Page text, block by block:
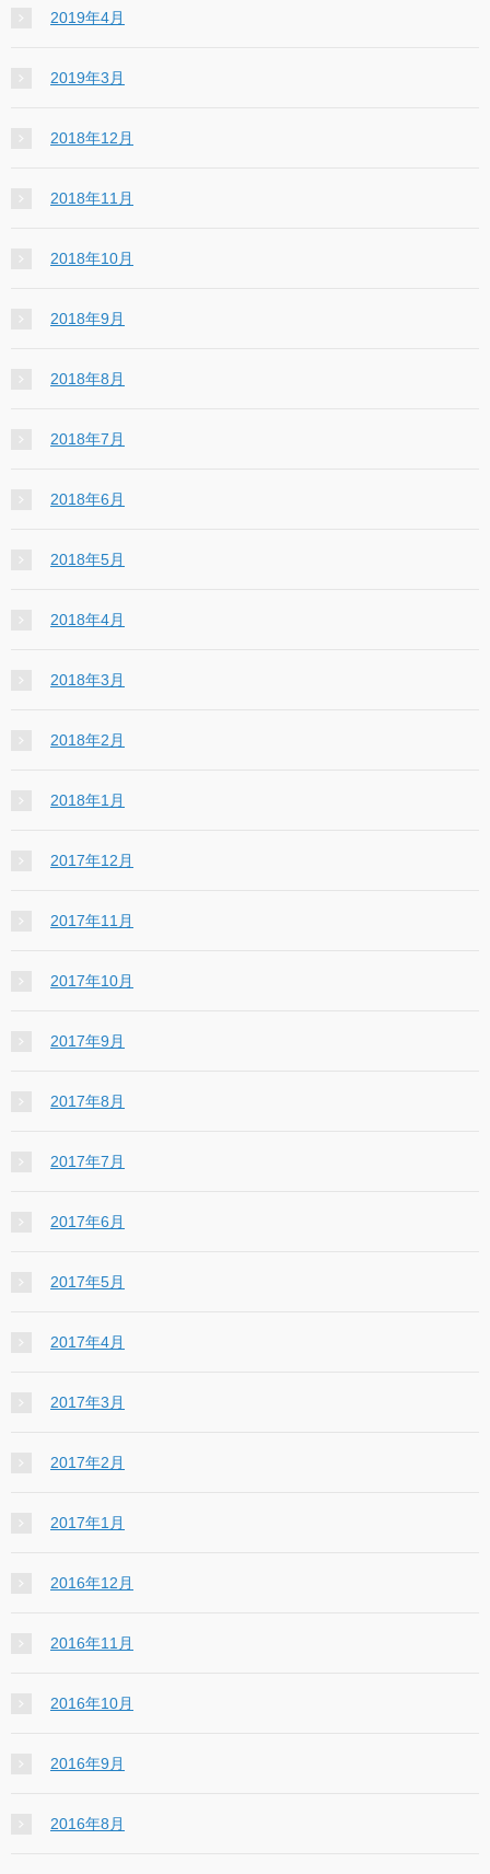
2019年4月
2019年3月
2018年12月
2018年11月
2018年10月
2018年9月
2018年8月
2018年7月
2018年6月
2018年5月
2018年4月
2018年3月
2018年2月
2018年1月
2017年12月
2017年11月
2017年10月
2017年9月
2017年8月
2017年7月
2017年6月
2017年5月
2017年4月
2017年3月
2017年2月
2017年1月
2016年12月
2016年11月
2016年10月
2016年9月
2016年8月